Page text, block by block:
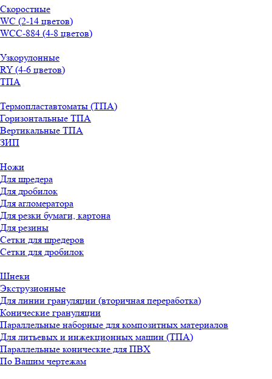
Скоростные
WС (2-14 цветов)
WСС-884 (4-8 цветов)
Узкорулонные
RY (4-6 цветов)
ТПА
Термопластавтоматы (ТПА)
Горизонтальные ТПА
Вертикальные ТПА
ЗИП
Ножи
Для шредера
Для дробилок
Для агломератора
Для резки бумаги, картона
Для резины
Сетки для шредеров
Сетки для дробилок
Шнеки
Экструзионные
Для линии грануляции (вторичная переработка)
Конические грануляции
Параллельные наборные для композитных материалов
Для литьевых и инжекционных машин (ТПА)
Параллельные конические для ПВХ
По Вашим чертежам